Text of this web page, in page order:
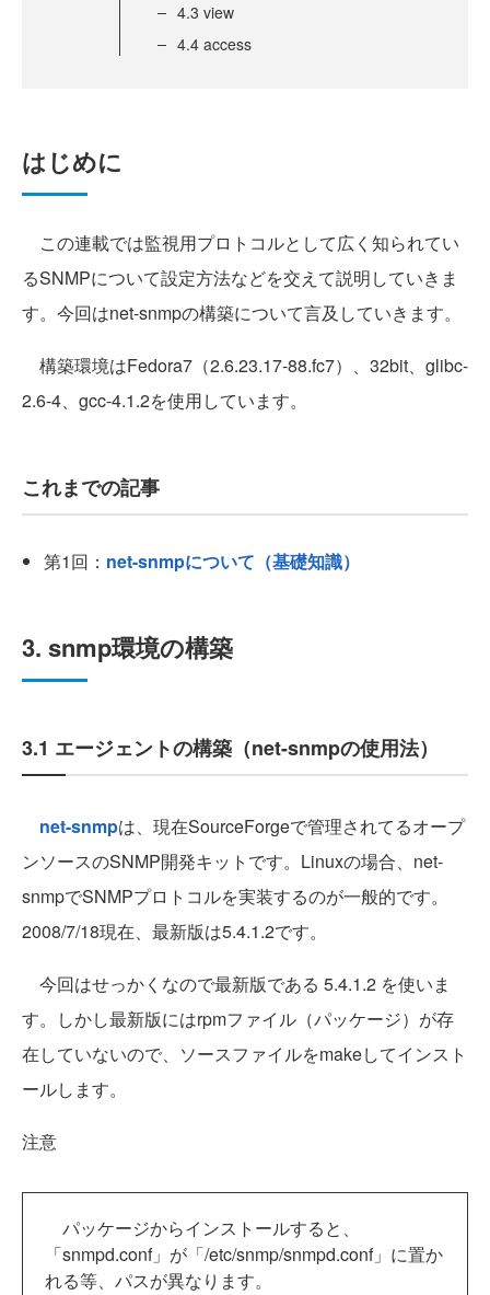
4.3 view
4.4 access
はじめに
この連載では監視用プロトコルとして広く知られてい
るSNMPについて設定方法などを交えて説明していきま
す。今回はnet-snmpの構築について言及していきます。
構築環境はFedora7（2.6.23.17-88.fc7）、32bit、glibc-
2.6-4、gcc-4.1.2を使用しています。
これまでの記事
第1回： net-snmpについて（基礎知識）
3. snmp環境の構築
3.1 エージェントの構築（net-snmpの使用法）
net-snmpは、現在SourceForgeで管理されてるオープ
ンソースのSNMP開発キットです。Linuxの場合、net-
snmpでSNMPプロトコルを実装するのが一般的です。
2008/7/18現在、最新版は5.4.1.2です。
今回はせっかくなので最新版である 5.4.1.2 を使いま
す。しかし最新版にはrpmファイル（パッケージ）が存
在していないので、ソースファイルをmakeしてインスト
ールします。
注意
パッケージからインストールすると、
「snmpd.conf」が「/etc/snmp/snmpd.conf」に置か
れる等、パスが異なります。